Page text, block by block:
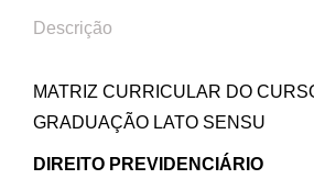
Descrição
MATRIZ CURRICULAR DO
GRADUAÇÃO LATO SENSU
DIREITO PREVIDENCIÁRIO